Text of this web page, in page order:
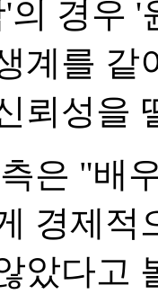
의 경우
계를 같
뢰성을
은 "배
경제적
았다고